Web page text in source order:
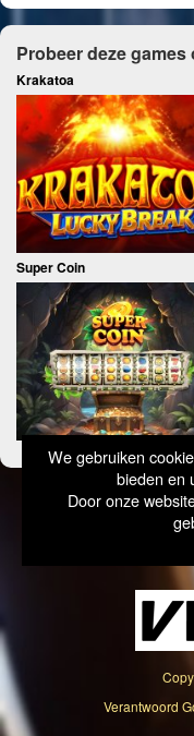
We gebruiken
bieden en
Door onze
Probeer deze games
Krakatoa
Super Coin
Verantwoord